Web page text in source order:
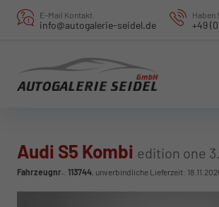
E-Mail Kontakt
info@autogalerie-seidel.de
Haben
+49
Audi S5 Kombi edition one
Fahrzeugnr.: 113744, unverbindliche Lieferzeit: